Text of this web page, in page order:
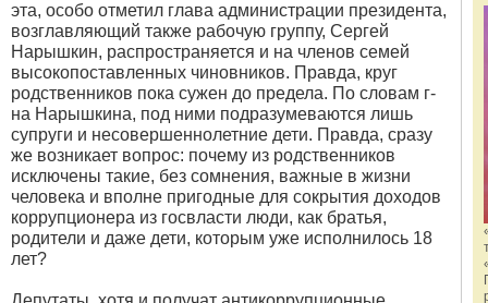
эта, особо отметил глава администрации президента,
возглавляющий также рабочую группу, Сергей
Нарышкин, распространяется и на членов семей
высокопоставленных чиновников. Правда, круг
родственников пока сужен до предела. По словам г-
на Нарышкина, под ними подразумеваются лишь
супруги и несовершеннолетние дети. Правда, сразу
же возникает вопрос: почему из родственников
исключены такие, без сомнения, важные в жизни
человека и вполне пригодные для сокрытия доходов
коррупционера из госвласти люди, как братья,
родители и даже дети, которым уже исполнилось 18
лет?